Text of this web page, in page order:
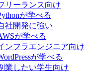
リーランス向け
が学べる
社開発に強い
が学べる
ンフラエンジニア向け
が学べる
業したい学生向け